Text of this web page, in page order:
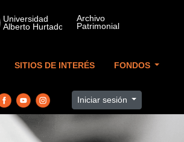
SITIOS DE INTERÉS FONDOS
Iniciar sesión